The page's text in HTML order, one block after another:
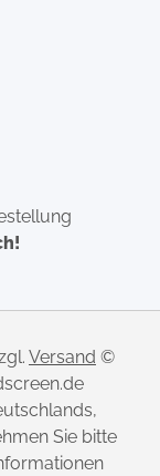
Versand ©
Sie bitte